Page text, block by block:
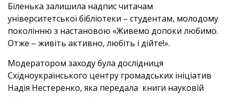
Біленька залишила надпис читачам
університетської бібліотеки – студентам, молодому
поколінню з настановою «Живемо допоки любимо.
Отже – живіть активно, любіть і дійте!».
Модератором заходу була дослідниця
Східноукраїнського центру громадських ініціатив
Надія Нестеренко, яка передала книги науковій